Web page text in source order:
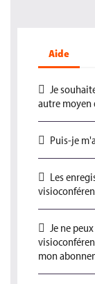
Aide
Je
autre moyen
Puis-je
Les
Je ne
mon